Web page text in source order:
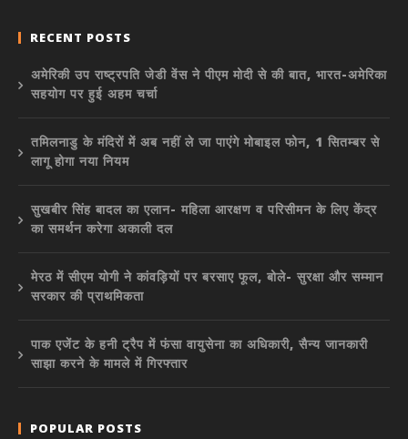
RECENT POSTS
अमेरिकी उप राष्ट्रपति जेडी वेंस ने पीएम मोदी से की बात, भारत-अमेरिका
सहयोग पर हुई अहम चर्चा
तमिलनाडु के मंदिरों में अब नहीं ले जा पाएंगे मोबाइल फोन, 1 सितम्बर से
लागू होगा नया नियम
सुखबीर सिंह बादल का एलान- महिला आरक्षण व परिसीमन के लिए केंद्र
का समर्थन करेगा अकाली दल
मेरठ में सीएम योगी ने कांवड़ियों पर बरसाए फूल, बोले- सुरक्षा और सम्मान
सरकार की प्राथमिकता
पाक एजेंट के हनी ट्रैप में फंसा वायुसेना का अधिकारी, सैन्य जानकारी
साझा करने के मामले में गिरफ्तार
POPULAR POSTS